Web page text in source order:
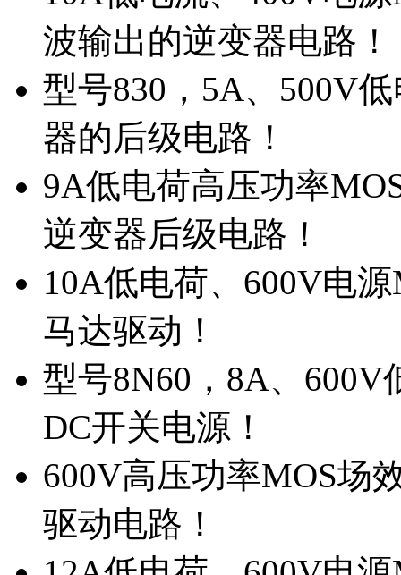
波输出的逆变器电路！
型号830，5A、500V
器的后级电路！
9A低电荷高压功率
逆变器后级电路！
10A低电荷、600V电
马达驱动！
型号8N60，8A、
DC开关电源！
600V高压功率MOS场
驱动电路！